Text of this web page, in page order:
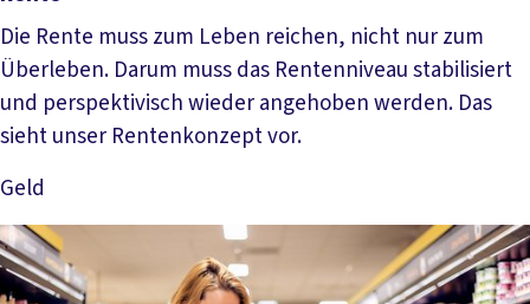
Die Rente muss zum Leben reichen, nicht nur zum
Überleben. Darum muss das Rentenniveau stabilisiert
und perspektivisch wieder angehoben werden. Das
sieht unser Rentenkonzept vor.
Geld
Mehr lesen